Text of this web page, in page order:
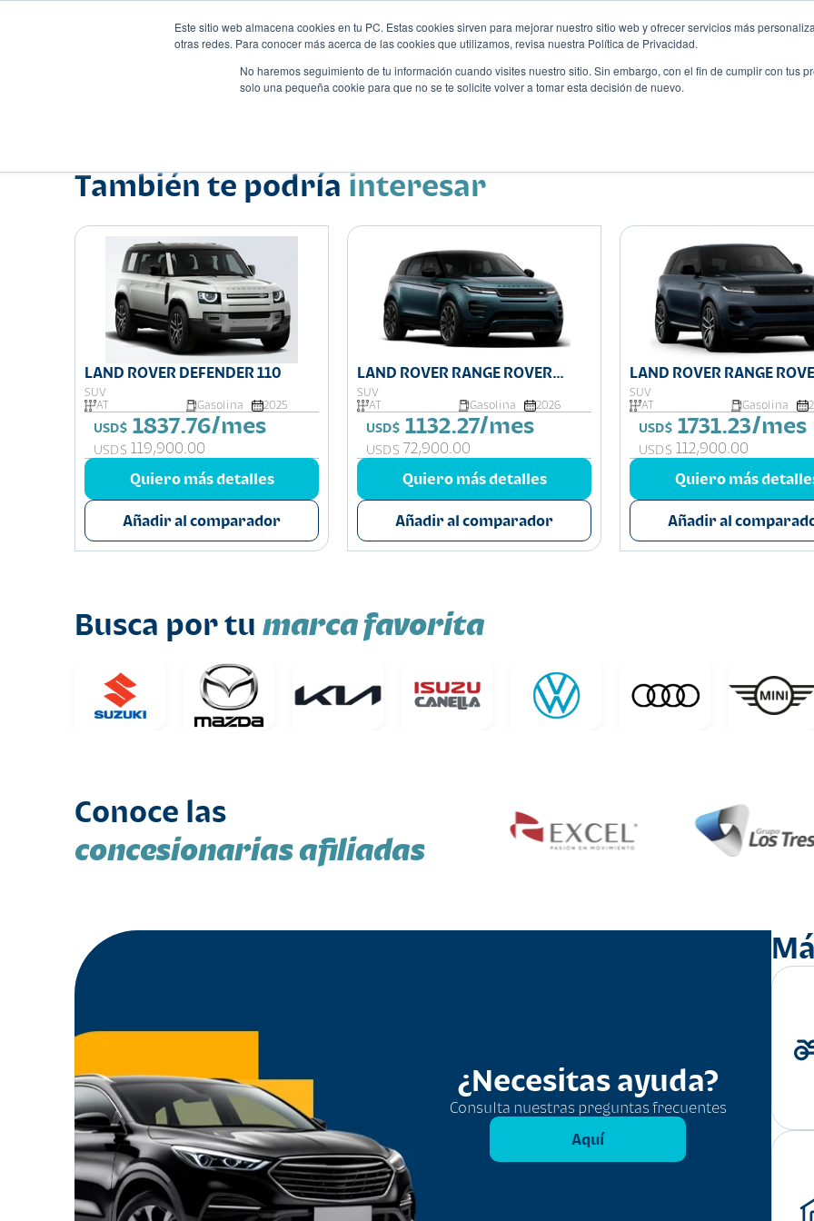
Este sitio web almacena cookies en tu PC. Estas cookies sirven para mejorar nuestro sitio web y ofrecer servicios más
otras redes. Para conocer más acerca de las cookies que utilizamos, revisa nuestra Política de Privacidad.
No haremos seguimiento de tu información cuando visites nuestro sitio. Sin embargo, con el fin de cumplir con tus
solo una pequeña cookie para que no se te solicite volver a tomar esta decisión de nuevo.
También te podría interesar
LAND ROVER DEFENDER 110
SUV
AT
Gasolina 2025
USD$ 1837.76/mes
USD$ 119,900.00
Quiero más detalles
Añadir al comparador
LAND ROVER RANGE ROVER
EVOQUE
SUV
AT
Gasolina 2026
USD$ 1132.27/mes
USD$ 72,900.00
Quiero más detalles
Añadir al comparador
LAND ROVER RANGE
SPORT
SUV
AT
Gasolina
USD$ 1731.23/mes
USD$ 112,900.00
Quiero más
Añadir al
Busca por tu marca favorita
Conoce las
concesionarias afiliadas
¿Necesitas ayuda?
Consulta nuestras preguntas frecuentes
Aquí